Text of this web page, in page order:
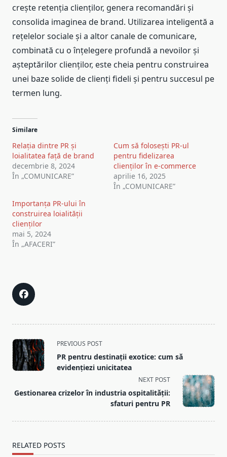
crește retenția clienților, genera recomandări și
consolida imaginea de brand. Utilizarea inteligentă a
rețelelor sociale și a altor canale de comunicare,
combinată cu o înțelegere profundă a nevoilor și
așteptărilor clienților, este cheia pentru construirea
unei baze solide de clienți fideli și pentru succesul pe
termen lung.
Similare
Relația dintre PR și
loialitatea față de brand
decembrie 8, 2024
În „COMUNICARE”
Cum să folosești PR-ul
pentru fidelizarea
clienților în e-commerce
aprilie 16, 2025
În „COMUNICARE”
Importanța PR-ului în
construirea loialității
clienților
mai 5, 2024
În „AFACERI”
<span
class="nav-
subtitle
reader-
PREVIOUS POST
PR pentru destinații exotice: cum să
evidențiezi unicitatea
NEXT POST
Gestionarea crizelor în industria ospitalității:
sfaturi pentru PR
RELATED POSTS